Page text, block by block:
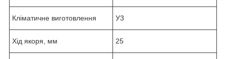
Кліматичне виготовлення У3
Хід якоря, мм 25